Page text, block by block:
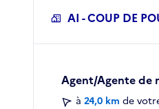
AI - COUP DE
Agent/Agente de
à 24,0 km de